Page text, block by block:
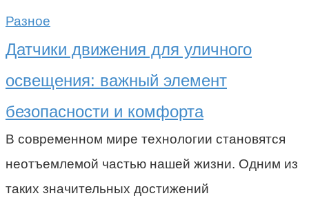
Разное
Датчики движения для уличного
освещения: важный элемент
безопасности и комфорта
В современном мире технологии становятся
неотъемлемой частью нашей жизни. Одним из
таких значительных достижений